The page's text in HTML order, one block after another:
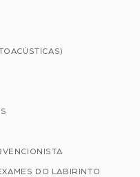
DO LABIRINTO